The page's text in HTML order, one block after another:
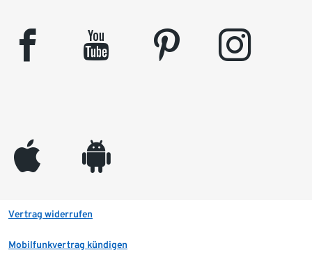
facebook youtube pinterest instagram
appleinc android
Vertrag widerrufen
Mobilfunkvertrag kündigen